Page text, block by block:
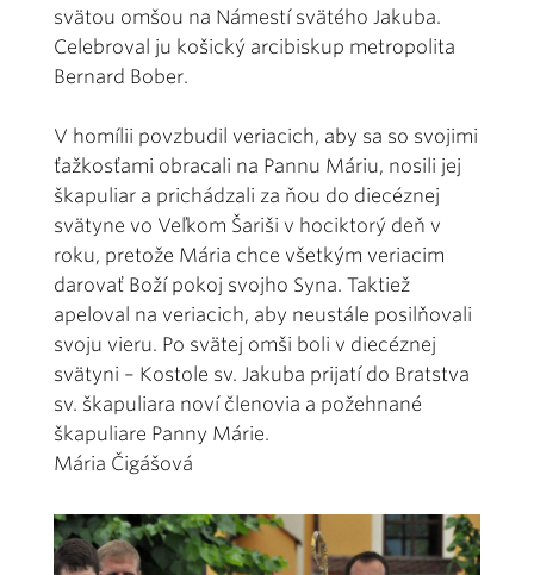
svätou omšou na Námestí svätého Jakuba.
Celebroval ju košický arcibiskup metropolita
Bernard Bober.
V homílii povzbudil veriacich, aby sa so svojimi
ťažkosťami obracali na Pannu Máriu, nosili jej
škapuliar a prichádzali za ňou do diecéznej
svätyne vo Veľkom Šariši v hociktorý deň v
roku, pretože Mária chce všetkým veriacim
darovať Boží pokoj svojho Syna. Taktiež
apeloval na veriacich, aby neustále posilňovali
svoju vieru. Po svätej omši boli v diecéznej
svätyni – Kostole sv. Jakuba prijatí do Bratstva
sv. škapuliara noví členovia a požehnané
škapuliare Panny Márie.
Mária Čigášová